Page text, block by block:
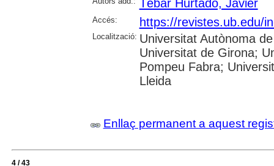
Tébar Hurtado, Javier
Accés: https://revistes.ub.edu/
Localització: Universitat Autònoma
Universitat de Girona;
Pompeu Fabra;
Lleida
Enllaç permanent a aquest
4 / 43